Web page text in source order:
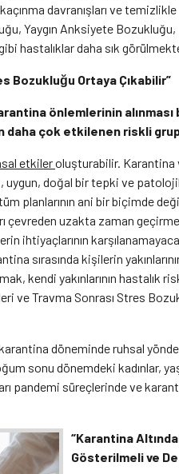
davranışları ve
Yaygın Anksiyete
hastalıklar daha sık
Bozukluğu Ortaya Çıkabilir”
önlemlerinin alınması
daha çok etkilenen riskli
etkileroluşturabilir. Karantina
doğal bir tepki ve
planlarının ani bir biçimde
çevreden uzakta zaman
ihtiyaçlarının
sırasında kişilerin
kendi yakınlarının hastalık
ve Travma Sonrası Stres
döneminde ruhsal
sonu dönemdeki kadınlar,
pandemi süreçlerinde ve
“Karantina
Gösterilmeli ve